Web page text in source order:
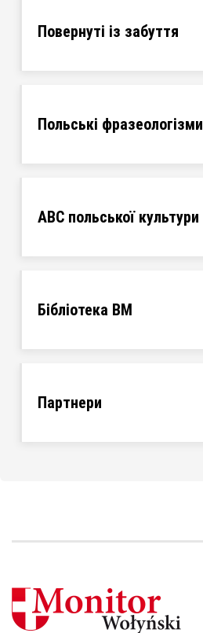
Повернуті із забуття
Польські фразеологізми
ABC польської культури
Бібліотека ВМ
Партнери